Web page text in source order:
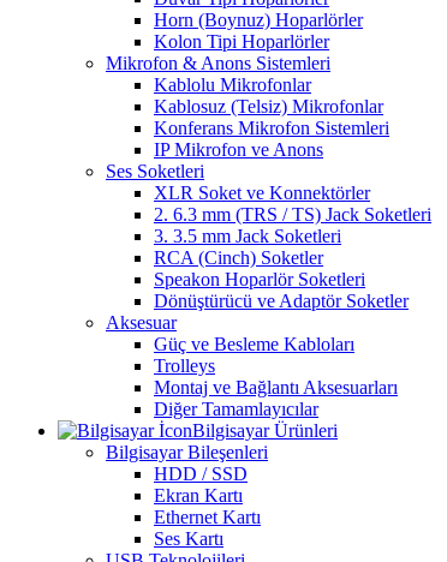
Horn (Boynuz) Hoparlörler
Kolon Tipi Hoparlörler
Mikrofon & Anons Sistemleri
Kablolu Mikrofonlar
Kablosuz (Telsiz) Mikrofonlar
Konferans Mikrofon Sistemleri
IP Mikrofon ve Anons
Ses Soketleri
XLR Soket ve Konnektörler
2. 6.3 mm (TRS / TS) Jack Soketleri
3. 3.5 mm Jack Soketleri
RCA (Cinch) Soketler
Speakon Hoparlör Soketleri
Dönüştürücü ve Adaptör Soketler
Aksesuar
Güç ve Besleme Kabloları
Trolleys
Montaj ve Bağlantı Aksesuarları
Diğer Tamamlayıcılar
Bilgisayar Ürünleri
Bilgisayar Bileşenleri
HDD / SSD
Ekran Kartı
Ethernet Kartı
Ses Kartı